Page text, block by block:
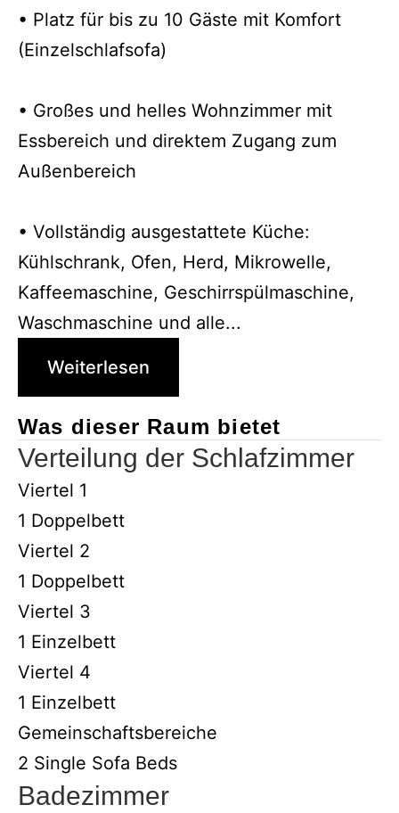
• Platz für bis zu 10 Gäste mit Komfort
(Einzelschlafsofa)
• Großes und helles Wohnzimmer mit
Essbereich und direktem Zugang zum
Außenbereich
• Vollständig ausgestattete Küche:
Kühlschrank, Ofen, Herd, Mikrowelle,
Kaffeemaschine, Geschirrspülmaschine,
Waschmaschine und alle...
Weiterlesen
Was dieser Raum bietet
Verteilung der Schlafzimmer
Viertel 1
1 Doppelbett
Viertel 2
1 Doppelbett
Viertel 3
1 Einzelbett
Viertel 4
1 Einzelbett
Gemeinschaftsbereiche
2 Single Sofa Beds
Badezimmer